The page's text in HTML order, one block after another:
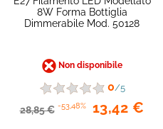
8W Forma Bottiglia
Dimmerabile Mod. 50128
Non disponibile
0/5
28,85 € -53,48% 13,42 €